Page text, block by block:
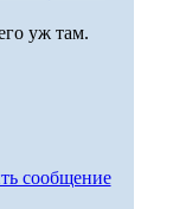
уж там.
сообщение